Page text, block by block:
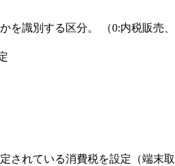
を識別する区分。 （0:内税販売、
されている消費税を設定（端末取